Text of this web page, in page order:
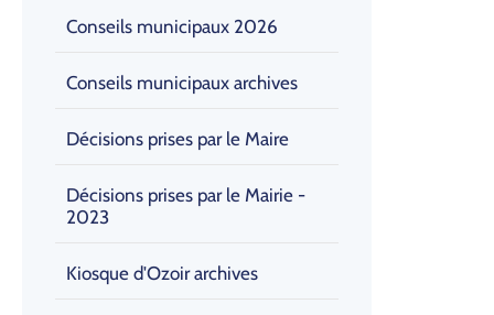
Conseils municipaux 2026
Conseils municipaux archives
Décisions prises par le Maire
Décisions prises par le Mairie -
2023
Kiosque d'Ozoir archives